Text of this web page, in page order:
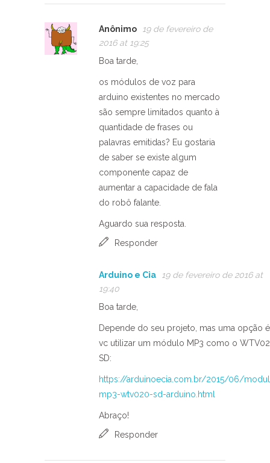
Anônimo
19 de fevereiro de
2016 at 19:25
Boa tarde,
os módulos de voz para
arduino existentes no mercado
são sempre limitados quanto à
quantidade de frases ou
palavras emitidas? Eu gostaria
de saber se existe algum
componente capaz de
aumentar a capacidade de fala
do robô falante.
Aguardo sua resposta.
Responder
Arduino e Cia
19 de fevereiro de 2016 at
19:40
Boa tarde,
Depende do seu projeto, mas uma opção é
vc utilizar um módulo MP3 como o
SD:
https://arduinoecia.com.br/2015/06/
mp3-wtv020-sd-arduino.html
Abraço!
Responder